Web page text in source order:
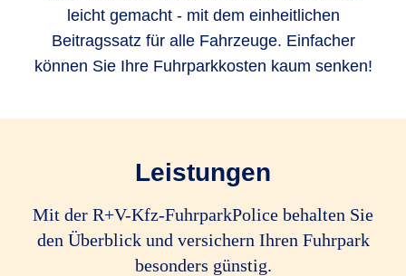
leicht gemacht - mit dem einheitlichen
Beitragssatz für alle Fahrzeuge. Einfacher
können Sie Ihre Fuhrparkkosten kaum senken!
Leistungen
Mit der R+V-Kfz-FuhrparkPolice behalten Sie
den Überblick und versichern Ihren Fuhrpark
besonders günstig.